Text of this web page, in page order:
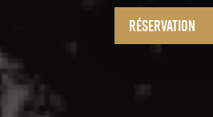
Réservation